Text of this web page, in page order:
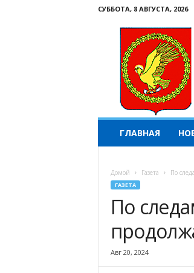
СУББОТА, 8 АВГУСТА, 2026
ш
ГЛАВНАЯ
Домой Газета По
ГАЗЕТА
По
Авг 20, 2024